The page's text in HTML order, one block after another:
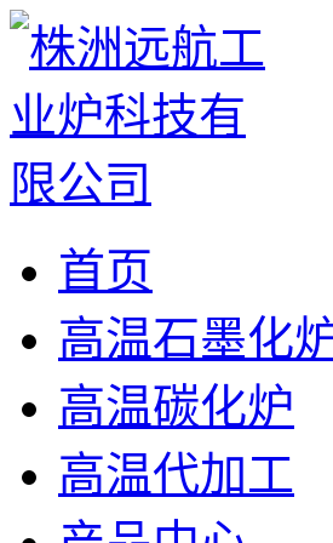
首页
高温石墨化
高温碳化炉
高温代加工